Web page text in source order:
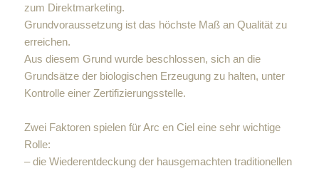
zum Direktmarketing.
Grundvoraussetzung ist das höchste Maß an Qualität zu
erreichen.
Aus diesem Grund wurde beschlossen, sich an die
Grundsätze der biologischen Erzeugung zu halten, unter
Kontrolle einer Zertifizierungsstelle.
Zwei Faktoren spielen für Arc en Ciel eine sehr wichtige
Rolle:
– die Wiederentdeckung der hausgemachten traditionellen